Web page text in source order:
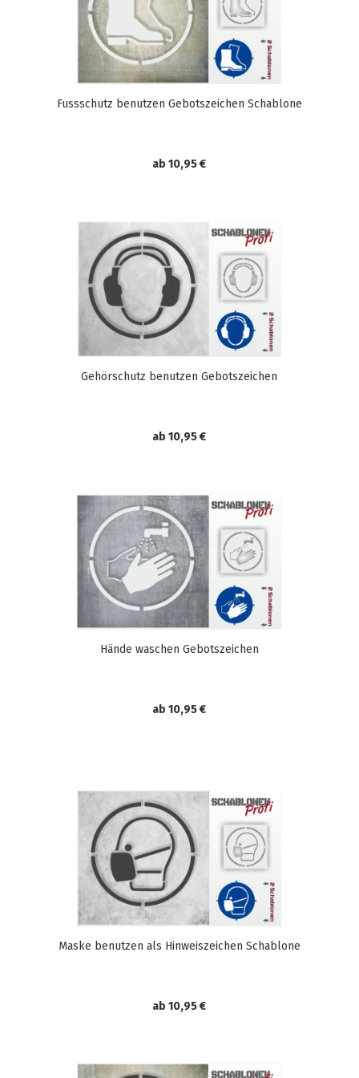
Fussschutz benutzen Gebotszeichen Schablone
ab 10,95 €
Gehörschutz benutzen Gebotszeichen
ab 10,95 €
Hände waschen Gebotszeichen
ab 10,95 €
Maske benutzen als Hinweiszeichen Schablone
ab 10,95 €